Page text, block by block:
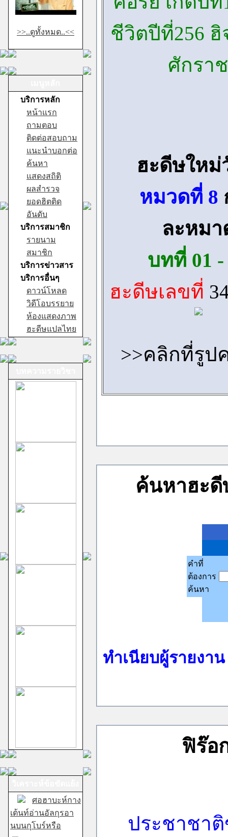
>>..ดูทั้งหมด..<<
บริการหลัก
หน้าแรก
ถามตอบ
ติดต่อสอบถาม
แนะนำบอกต่อ
ค้นหา
แสดงสถิติ
ผลสำรวจ
ยอดฮิตติด
อันดับ
บริการสมาชิก
รายนาม
สมาชิก
บริการข่าวสาร
บริการอื่นๆ
ดาวน์โหลด
วิดีโอบรรยาย
ห้องแสดงภาพ
ฮะดีษแปลไทย
ศอฮาบะห์กาง
เต้นท์อ่านอัลกุรอา
นบนกุโบร์หรือ
ชีวิตปีที่256 ฮิ
ศักรา
ฮะดีษให
หมวดที่ 8
ละหมา
บทที่ 01 -
ฮะดีษเลขที่
>>คลิกที่รูป
ค้นหาฮะ
คำที่
ต้องการ
ค้นหา
ทำเนียบผู้รายงา
ฟิร๊อ
ประชาชา